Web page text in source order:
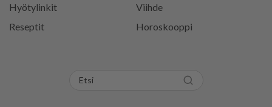
Hyötylinkit
Viihde
Reseptit
Horoskooppi